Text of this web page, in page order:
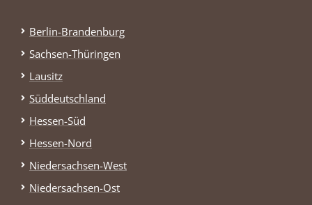
Berlin-Brandenburg
Sachsen-Thüringen
Lausitz
Süddeutschland
Hessen-Süd
Hessen-Nord
Niedersachsen-West
Niedersachsen-Ost